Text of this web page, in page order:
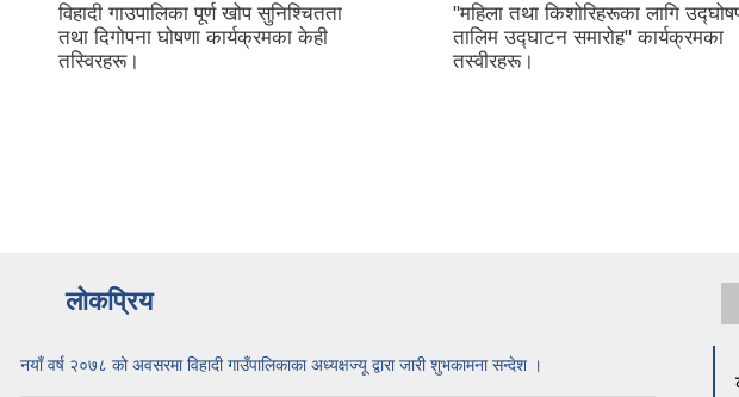
विहादी गाउपालिका पूर्ण खोप सुनिश्चितता
तथा दिगोपना घोषणा कार्यक्रमका केही
तस्विरहरू।
"महिला तथा किशोरिहरूका लागि
तालिम उद्घाटन समारोह" कार्यक्रमका
तस्वीरहरू।
लोकप्रिय
नयाँ वर्ष २०७८ को अवसरमा विहादी गाउँपालिकाका अध्यक्षज्यू द्वारा जारी शुभकामना सन्देश ।